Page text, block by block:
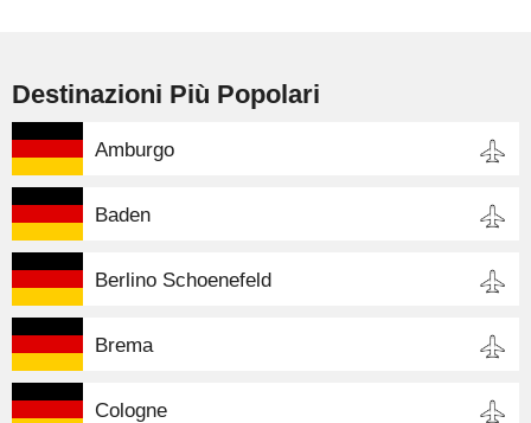
Destinazioni Più Popolari
Amburgo
Baden
Berlino Schoenefeld
Brema
Cologne